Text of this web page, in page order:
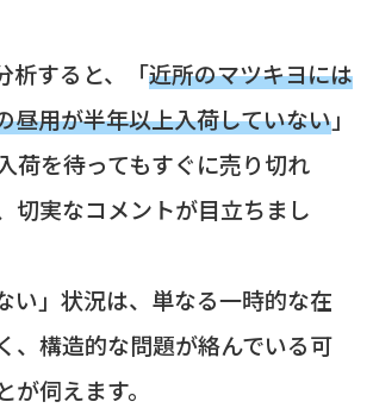
析すると、「近所のマツキヨには
昼用が半年以上入荷していない」
荷を待ってもすぐに売り切れ
切実なコメントが目立ちまし
い」状況は、単なる一時的な在
、構造的な問題が絡んでいる可
伺えます。